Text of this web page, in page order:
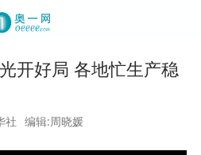
开好局 各地忙生产稳
社 编辑:周晓媛